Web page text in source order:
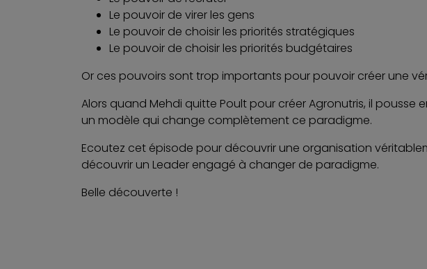
Le pouvoir de virer les gens
Le pouvoir de choisir les priorités stratégiques
Le pouvoir de choisir les priorités budgétaires
Or ces pouvoirs sont trop importants pour pouvoir créer une
Alors quand Mehdi quitte Poult pour créer Agronutris, il
un modèle qui change complètement ce paradigme.
Ecoutez cet épisode pour découvrir une organisation
découvrir un Leader engagé à changer de paradigme.
Belle découverte !